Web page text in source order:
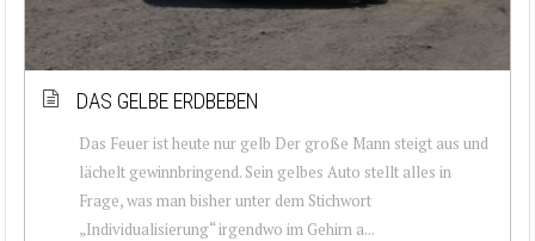
DAS GELBE ERDBEBEN
Das Feuer ist heute nur gelb Der große Mann steigt aus und
lächelt gewinnbringend. Sein gelbes Auto stellt alles in
Frage, was man bisher unter dem Stichwort
„Individualisierung“ irgendwo im Gehirn a...